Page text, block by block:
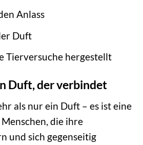
Anlass
Duft
Tierversuche hergestellt
Duft, der verbindet
als nur ein Duft – es ist eine
die ihre
und sich gegenseitig